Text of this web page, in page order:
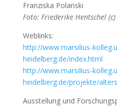
Franziska Polanski
Foto: Friederike Hentschel (c)
Weblinks:
http://www.marsilius-
heidelberg.de/index.html
http://www.marsilius-
heidelberg.de/projekte/
Ausstellung und